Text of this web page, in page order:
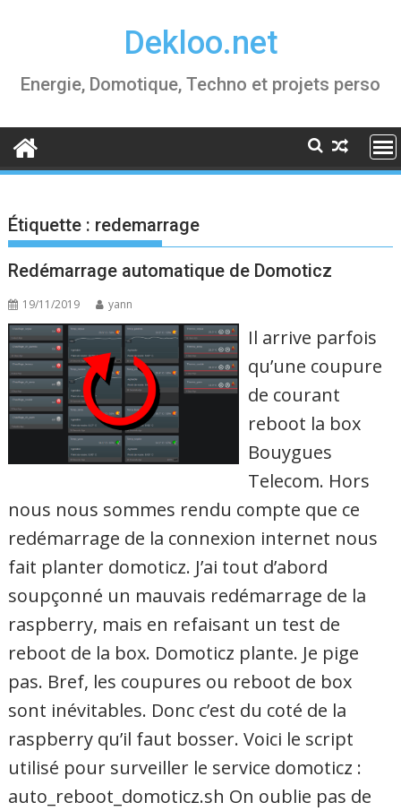
Dekloo.net
Energie, Domotique, Techno et projets perso
Étiquette : redemarrage
Redémarrage automatique de Domoticz
19/11/2019 yann
Il arrive parfois
qu’une coupure
de courant
reboot la box
Bouygues
Telecom. Hors
nous nous sommes rendu compte que ce
redémarrage de la connexion internet nous
fait planter domoticz. J’ai tout d’abord
soupçonné un mauvais redémarrage de la
raspberry, mais en refaisant un test de
reboot de la box. Domoticz plante. Je pige
pas. Bref, les coupures ou reboot de box
sont inévitables. Donc c’est du coté de la
raspberry qu’il faut bosser. Voici le script
utilisé pour surveiller le service domoticz :
auto_reboot_domoticz.sh On oublie pas de